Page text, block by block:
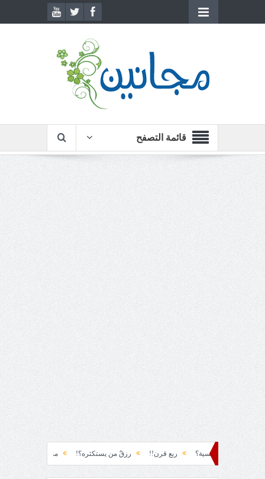
قائمة التصفح
ربع قرن!! رزقٌ من يستكثره؟! منطق الأرضة والسياسة!! لحظة